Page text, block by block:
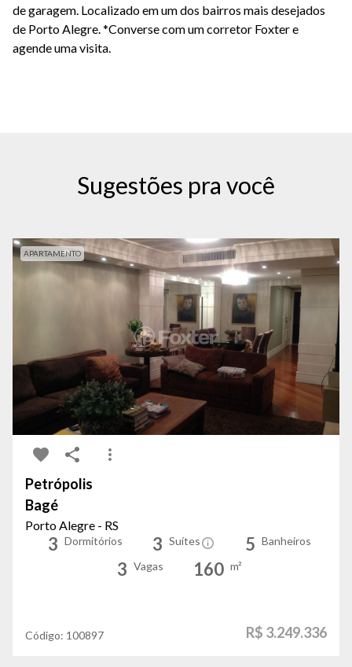
de garagem. Localizado em um dos bairros mais desejados
de Porto Alegre. *Converse com um corretor Foxter e
agende uma visita.
Sugestões pra você
APARTAMENTO
Petrópolis
Bagé
Porto Alegre - RS
3 Dormitórios 3 Suítes 5 Banheiros
3 Vagas 160 m²
Código: 100897 R$ 3.249.336